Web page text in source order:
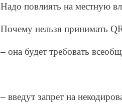
Надо повлиять на местную
Почему нельзя принимать
– она будет требовать
– введут запрет на